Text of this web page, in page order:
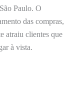
Paulo. O
das compras,
atraiu clientes que
à vista.